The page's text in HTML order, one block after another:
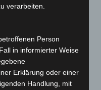
verarbeiten.
Person
in informierter Weise
Erklärung oder einer
Handlung, mit